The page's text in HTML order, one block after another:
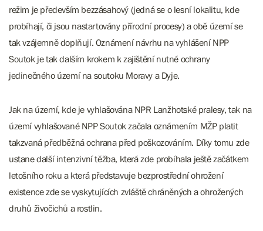
režim je především bezzásahový (jedná se o lesní lokalitu, kde
probíhají, či jsou nastartovány přírodní procesy) a obě území se
tak vzájemně doplňují. Oznámení návrhu na vyhlášení NPP
Soutok je tak dalším krokem k zajištění nutné ochrany
jedinečného území na soutoku Moravy a Dyje.
Jak na území, kde je vyhlašována NPR Lanžhotské pralesy, tak na
území vyhlašované NPP Soutok začala oznámením MŽP platit
takzvaná předběžná ochrana před poškozováním. Díky tomu zde
ustane další intenzivní těžba, která zde probíhala ještě začátkem
letošního roku a která představuje bezprostřední ohrožení
existence zde se vyskytujících zvláště chráněných a ohrožených
druhů živočichů a rostlin.